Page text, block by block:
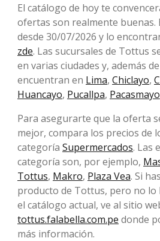
El catálogo de hoy te
ofertas son realmente buenas.
desde 30/07/2026 y lo
zde. Las sucursales de Tottus
en varias ciudades y, además
encuentran en Lima, Chiclayo,
Huancayo, Pucallpa, Pacasmayo
Para asegurarte que la oferta
mejor, compara los precios de
categoría Supermercados. Las
categoría son, por ejemplo,
Tottus, Makro, Plaza Vea. Si
producto de Tottus, pero no lo
el catálogo actual, ve al sitio
tottus.falabella.com.pe donde
más información.